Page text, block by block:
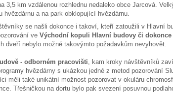
3,5 km vzdálenou rozhlednu nedaleko obce Jarcová.
hvězdárnu a na park obklopující hvězdárnu.
se našli dokonce i takoví, kteří zatoužili v Hlavní
ve Východní kopuli Hlavní budovy či dokonce
dveří nebylo možné takovýmto požadavkům nevyhovět.
- odborném pracovišti, kam kroky návštěvníků
hvězdárny s ukázkou jedné z metod pozorování
měli také unikátní možnost pozorovat v okuláru
Třešničkou na dortu bylo pak svezení posuvnou